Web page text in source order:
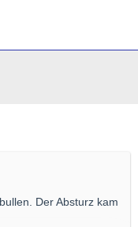
Der Absturz kam